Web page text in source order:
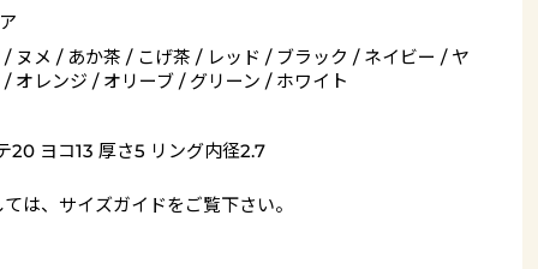
/ ヌメ / あか茶 / こげ茶 / レッド / ブラック / ネイビー / ヤ
オレンジ / オリーブ / グリーン / ホワイト
20 ヨコ13 厚さ5 リング内径2.7
は、 サイズガイドをご覧下さい。